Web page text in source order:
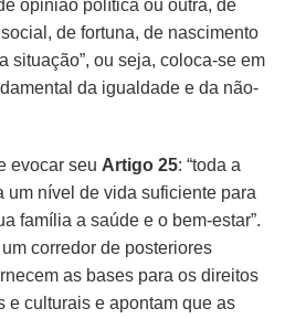
opinião política ou outra, de
de fortuna, de nascimento
situação”, ou seja, coloca-se em
da igualdade e da não-
evocar seu Artigo 25: “toda a
um nível de vida suficiente para
família a saúde e o bem-estar”.
corredor de posteriores
as bases para os direitos
e culturais e apontam que as